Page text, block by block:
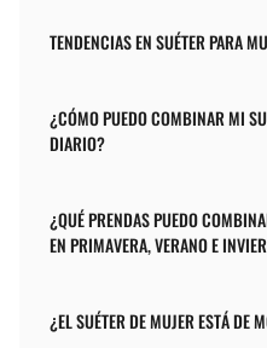
TENDENCIAS EN SUÉTER PARA
¿CÓMO PUEDO COMBINAR MI
DIARIO?
¿QUÉ PRENDAS PUEDO
EN PRIMAVERA, VERANO E
¿EL SUÉTER DE MUJER ESTÁ DE